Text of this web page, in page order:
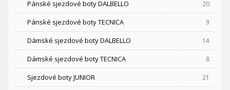
Pánské sjezdové boty DALBELLO 20
Pánské sjezdové boty TECNICA 9
Dámské sjezdové boty DALBELLO 14
Dámské sjezdové boty TECNICA 8
Sjezdové boty JUNIOR 21